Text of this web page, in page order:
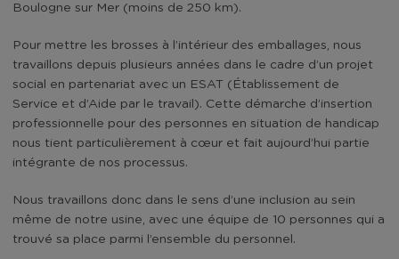
Boulogne sur Mer (moins de 250 km).
Pour mettre les brosses à l’intérieur des emballages, nous
travaillons depuis plusieurs années dans le cadre d’un projet
social en partenariat avec un ESAT (Établissement de
Service et d’Aide par le travail). Cette démarche d’insertion
professionnelle pour des personnes en situation de handicap
nous tient particulièrement à cœur et fait aujourd’hui partie
intégrante de nos processus.
Nous travaillons donc dans le sens d’une inclusion au sein
même de notre usine, avec une équipe de 10 personnes qui a
trouvé sa place parmi l’ensemble du personnel.